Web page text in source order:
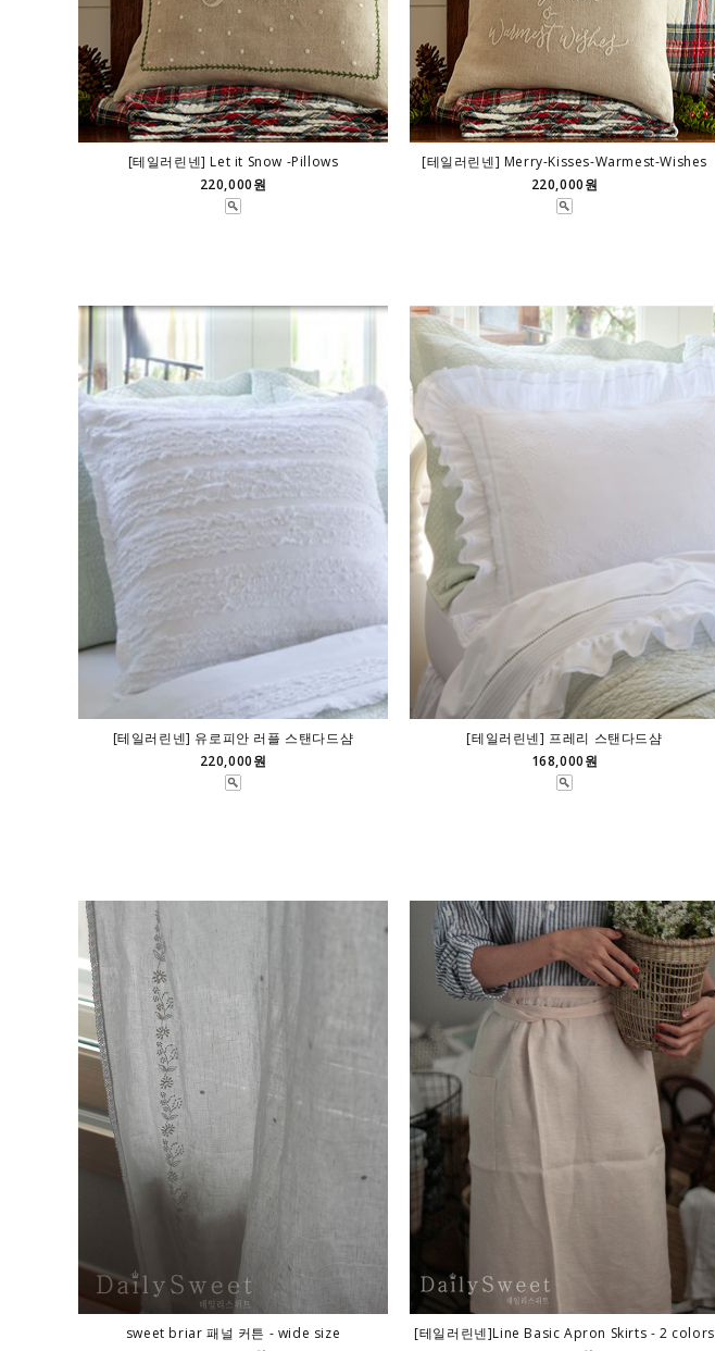
[테일러린넨] Let it Snow -Pillows
220,000원
[테일러린넨] Merry-Kisses-Warmest-Wishes
220,000원
[테일러린넨] 유로피안 러플 스탠다드샴
220,000원
[테일러린넨] 프레리 스탠다드샴
168,000원
sweet briar 패널 커튼 - wide size
[테일러린넨]Line Basic Apron Skirts - 2 colors